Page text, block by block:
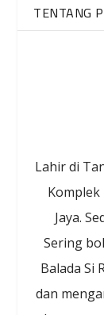
TENTANG
Lahir di
Komplek
Jaya.
Sering
Balada Si
dan